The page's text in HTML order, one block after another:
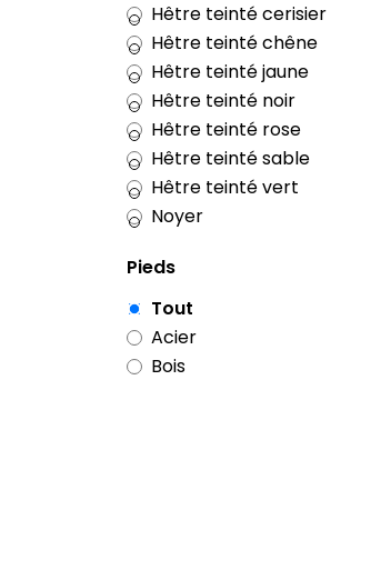
Hêtre teinté cerisier
Hêtre teinté chêne
Hêtre teinté jaune
Hêtre teinté noir
Hêtre teinté rose
Hêtre teinté sable
Hêtre teinté vert
Noyer
Pieds
Tout
Acier
Bois